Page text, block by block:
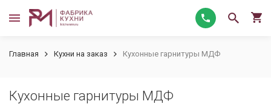
Главная Кухни на заказ Кухонные гарнитуры МДФ
Кухонные гарнитуры МДФ